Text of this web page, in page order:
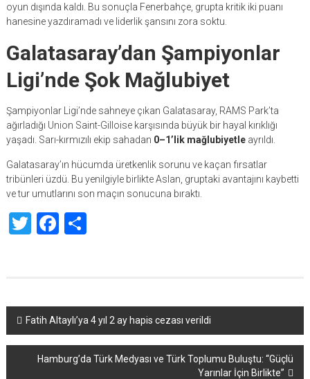
oyun dışında kaldı. Bu sonuçla Fenerbahçe, grupta kritik iki puanı
hanesine yazdıramadı ve liderlik şansını zora soktu.
Galatasaray’dan Şampiyonlar
Ligi’nde Şok Mağlubiyet
Şampiyonlar Ligi’nde sahneye çıkan Galatasaray, RAMS Park’ta
ağırladığı Union Saint-Gilloise karşısında büyük bir hayal kırıklığı
yaşadı. Sarı-kırmızılı ekip sahadan 0–1’lik mağlubiyetleayrıldı.
Galatasaray’ın hücumda üretkenlik sorunu ve kaçan fırsatlar
tribünleri üzdü. Bu yenilgiyle birlikte Aslan, gruptaki avantajını kaybetti
ve tur umutlarını son maçın sonucuna bıraktı.
TwitterFacebook
Share
Yazı
dolaşımı
Fatih Altaylı’ya 4 yıl 2 ay hapis cezası verildi
Hamburg’da Türk Medyası ve Türk Toplumu Buluştu: “Güçlü
Yarınlar İçin Birlikte”